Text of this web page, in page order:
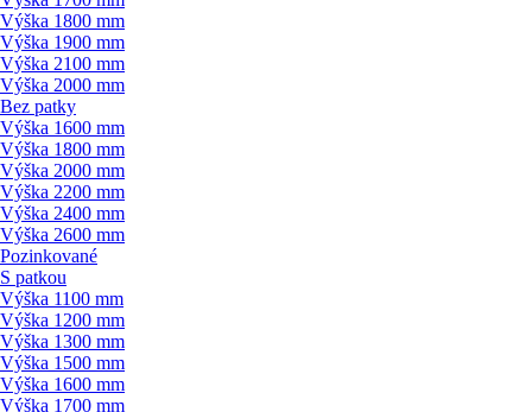
Výška 1800 mm
Výška 1900 mm
Výška 2100 mm
Výška 2000 mm
Bez patky
Výška 1600 mm
Výška 1800 mm
Výška 2000 mm
Výška 2200 mm
Výška 2400 mm
Výška 2600 mm
Pozinkované
S patkou
Výška 1100 mm
Výška 1200 mm
Výška 1300 mm
Výška 1500 mm
Výška 1600 mm
Výška 1700 mm